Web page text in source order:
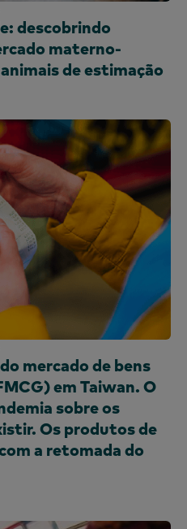
descobrindo
materno-
de estimação
mercado de bens
em Taiwan. O
sobre os
Os produtos de
a retomada do